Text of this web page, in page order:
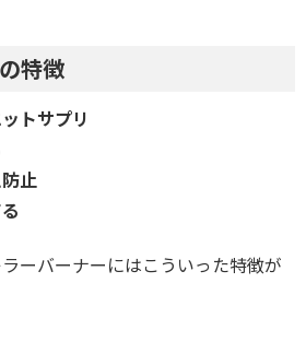
特徴
トサプリ
止
ーバーナーにはこういった特徴が